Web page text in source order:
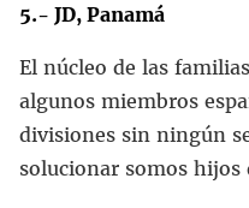
5.- JD, Panamá
El núcleo de las
algunos miembros
divisiones sin ningún
solucionar somos hijos